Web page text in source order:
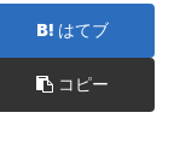
はてブ
コピー